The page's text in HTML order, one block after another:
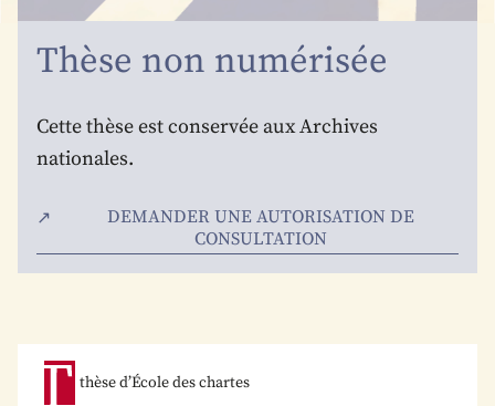
Thèse non numérisée
Cette thèse est conservée aux Archives
nationales.
DEMANDER UNE AUTORISATION DE
CONSULTATION
thèse d’École des chartes